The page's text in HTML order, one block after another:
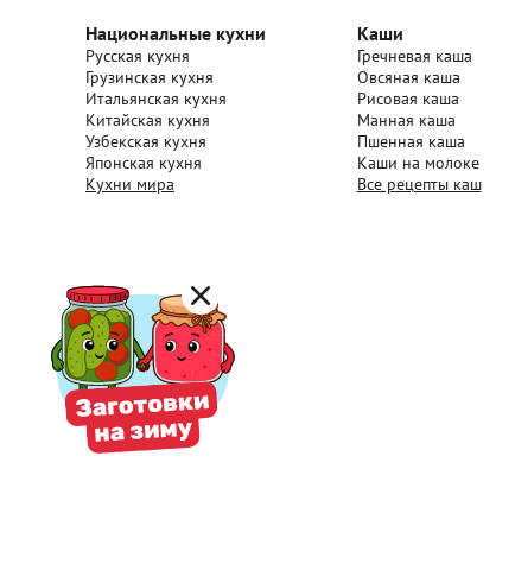
Национальные кухни
Русская кухня
Грузинская кухня
Итальянская кухня
Китайская кухня
Узбекская кухня
Японская кухня
Кухни мира
Каши
Гречневая каша
Овсяная каша
Рисовая каша
Манная каша
Пшенная каша
Каши на молоке
Все рецепты каш